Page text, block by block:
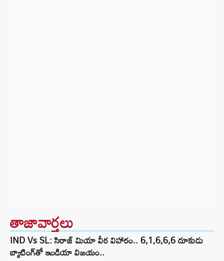
తాజావార్తలు
IND Vs SL: సిరాజ్ మియా వీర విహారం.. 6,1,6,6,6 దూకుడు
బ్యాటింగ్‌తో ఇండియా విజయం..